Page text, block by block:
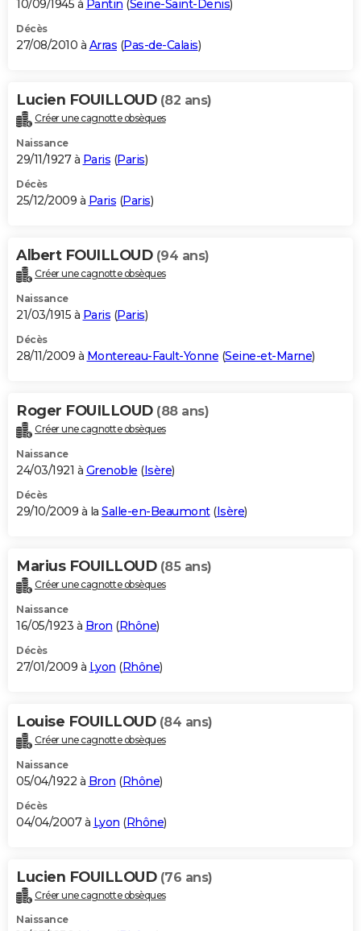
10/09/1945 à Pantin (Seine-Saint-Denis)
Décès
27/08/2010 à Arras (Pas-de-Calais)
Lucien FOUILLOUD (82 ans)
Créer une cagnotte obsèques
Naissance
29/11/1927 à Paris (Paris)
Décès
25/12/2009 à Paris (Paris)
Albert FOUILLOUD (94 ans)
Créer une cagnotte obsèques
Naissance
21/03/1915 à Paris (Paris)
Décès
28/11/2009 à Montereau-Fault-Yonne (Seine-et-Marne)
Roger FOUILLOUD (88 ans)
Créer une cagnotte obsèques
Naissance
24/03/1921 à Grenoble (Isère)
Décès
29/10/2009 à la Salle-en-Beaumont(Isère)
Marius FOUILLOUD (85 ans)
Créer une cagnotte obsèques
Naissance
16/05/1923 à Bron (Rhône)
Décès
27/01/2009 à Lyon (Rhône)
Louise FOUILLOUD (84 ans)
Créer une cagnotte obsèques
Naissance
05/04/1922 à Bron (Rhône)
Décès
04/04/2007 à Lyon (Rhône)
Lucien FOUILLOUD (76 ans)
Créer une cagnotte obsèques
Naissance